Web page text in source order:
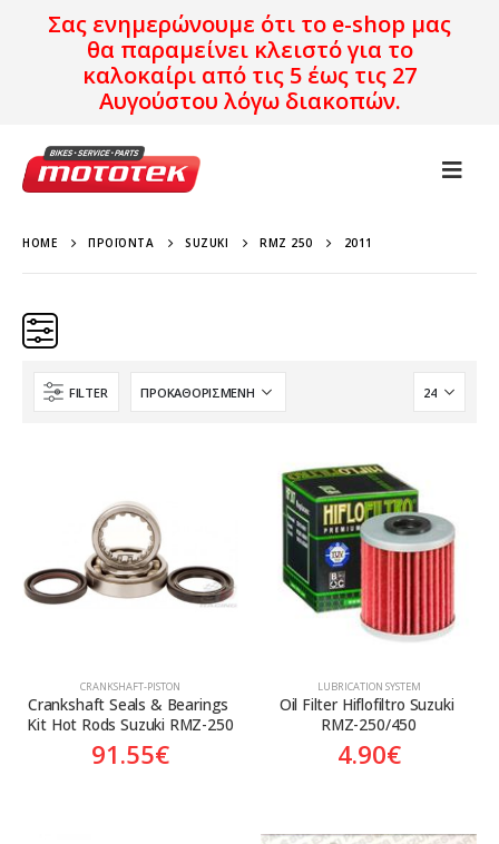
Σας ενημερώνουμε ότι το e-shop μας
θα παραμείνει κλειστό για το
καλοκαίρι από τις 5 έως τις 27
Αυγούστου λόγω διακοπών.
HOME ΠΡΟΪΌΝΤΑ SUZUKI RMZ 250 2011
Κατηγορίες
Aftermarket Aftermarket
Genuine
Γνήσιο
FILTER
CRANKSHAFT-PISTON
Crankshaft Seals & Bearings
Kit Hot Rods Suzuki RMZ-250
91.55€
LUBRICATION SYSTEM
Oil Filter Hiflofiltro Suzuki
RMZ-250/450
4.90€